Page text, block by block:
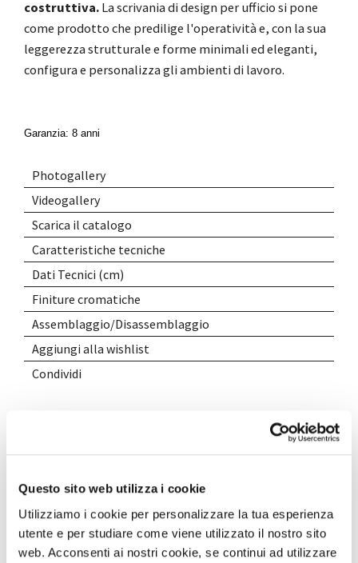
Questo sito web utilizza i cookie
Utilizziamo i cookie per personalizzare la tua esperienza
utente e per studiare come viene utilizzato il nostro sito
web. Acconsenti ai nostri cookie, se continui ad utilizzare
costruttiva. La scrivania di design per ufficio si pone
come prodotto che predilige l'operatività e, con la sua
leggerezza strutturale e forme minimali ed eleganti,
configura e personalizza gli ambienti di lavoro.
Garanzia: 8 anni
Photogallery
Videogallery
Scarica il catalogo
Caratteristiche tecniche
Dati Tecnici (cm)
Finiture cromatiche
Assemblaggio/Disassemblaggio
Aggiungi alla wishlist
Condividi